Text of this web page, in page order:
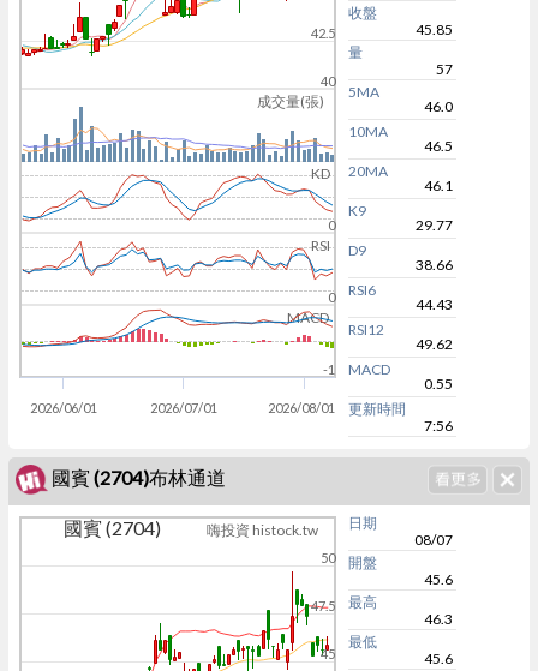
成交量(張)
KD
RSI
MACD
2026/06/01 2026/07/01 2026/08/01
40
42.5
0
0
-1
收盤
45.85
量
57
5MA
46.0
10MA
46.5
20MA
46.1
K9
29.77
D9
38.66
RSI6
44.43
RSI12
49.62
MACD
0.55
更新時間
7:56
國賓 (2704)布林通道
國賓 (2704) 嗨投資 histock.tw
45
47.5
50
日期
08/07
開盤
45.6
最高
46.3
最低
45.6